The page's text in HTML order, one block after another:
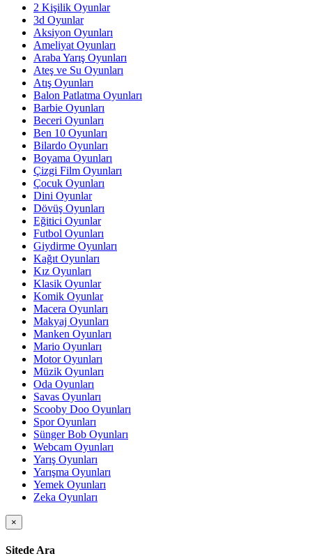
2 Kişilik Oyunlar
3d Oyunlar
Aksiyon Oyunları
Ameliyat Oyunları
Araba Yarış Oyunları
Ateş ve Su Oyunları
Atış Oyunları
Balon Patlatma Oyunları
Barbie Oyunları
Beceri Oyunları
Ben 10 Oyunları
Bilardo Oyunları
Boyama Oyunları
Çizgi Film Oyunları
Çocuk Oyunları
Dini Oyunlar
Dövüş Oyunları
Eğitici Oyunlar
Futbol Oyunları
Giydirme Oyunları
Kağıt Oyunları
Kız Oyunları
Klasik Oyunlar
Komik Oyunlar
Macera Oyunları
Makyaj Oyunları
Manken Oyunları
Mario Oyunları
Motor Oyunları
Müzik Oyunları
Oda Oyunları
Savas Oyunları
Scooby Doo Oyunları
Spor Oyunları
Sünger Bob Oyunları
Webcam Oyunları
Yarış Oyunları
Yarışma Oyunları
Yemek Oyunları
Zeka Oyunları
×
Sitede Ara